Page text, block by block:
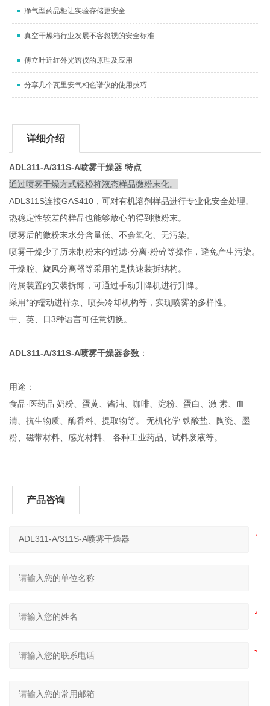
净气型药品柜让实验存储更安全
真空干燥箱行业发展不容忽视的安全标准
傅立叶近红外光谱仪的原理及应用
分享几个瓦里安气相色谱仪的使用技巧
详细介绍
ADL311-A/311S-A喷雾干燥器 特点
通过喷雾干燥方式轻松将液态样品微粉末化。
ADL311S连接GAS410，可对有机溶剂样品进行专业化安全处理。
热稳定性较差的样品也能够放心的得到微粉末。
喷雾后的微粉末水分含量低、不会氧化、无污染。
喷雾干燥少了历来制粉末的过滤·分离·粉碎等操作，避免产生污染。
干燥腔、旋风分离器等采用的是快速装拆结构。
附属装置的安装拆卸，可通过手动升降机进行升降。
采用*的蠕动进样泵、喷头冷却机构等，实现喷雾的多样性。
中、英、日3种语言可任意切换。
ADL311-A/311S-A喷雾干燥器参数 ：
用途：
食品·医药品 奶粉、蛋黄、酱油、咖啡、淀粉、蛋白、激 素、血
清、抗生物质、酶香料、提取物等。 无机化学 铁酸盐、陶瓷、墨
粉、磁带材料、感光材料、 各种工业药品、试料废液等。
产品咨询